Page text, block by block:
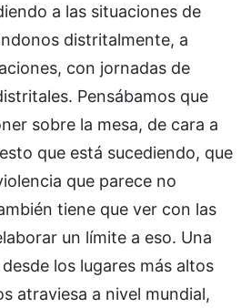
a las situaciones de
distritalmente, a
con jornadas de
Pensábamos que
sobre la mesa, de cara a
que está sucediendo, que
que parece no
tiene que ver con las
un límite a eso. Una
los lugares más altos
atraviesa a nivel mundial,